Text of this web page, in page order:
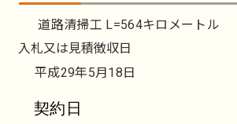
道路清掃工 L=564キロメートル
入札又は見積徴収日
平成29年5月18日
契約日